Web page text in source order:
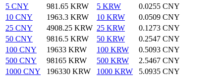
5 CNY
981.65 KRW 5 KRW
0.0255 CNY
10 CNY
1963.3 KRW 10 KRW
0.0509 CNY
25 CNY
4908.25 KRW 25 KRW
0.1273 CNY
50 CNY
9816.5 KRW 50 KRW
0.2547 CNY
100 CNY
19633 KRW 100 KRW
0.5093 CNY
500 CNY
98165 KRW 500 KRW
2.5467 CNY
1000 CNY
196330 KRW 1000 KRW
5.0935 CNY